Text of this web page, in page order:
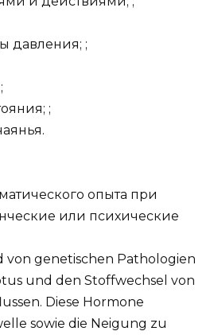
давления; ;
;
опыта при
или психические
genetischen Pathologien
und den Stoffwechsel von
Diese Hormone
sowie die Neigung zu